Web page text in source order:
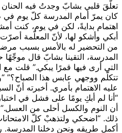
تعلّقَ قلبي بشابّ وجدتُ فيه الحنان
كان يمرّ أمام المدرسة كلّ يوم
اهتمام بدايةً، لكن في يوم، كنت
أبكي وأشكو لها، لأنّ المعلّمة
من التحضير له بالأمس بسبب
المدرسة، التقينا بشابّ قال موجِّهًا
التي أرى فيها قمرًا يبكي.” قلت
تتكلّم ووجهي عابس هذا الصباح؟”
عليه الاهتمام بأمري. أخبرته أنّ
“أنا لم أبكِ يومًا على فشل في
أن النوم والكسل أحلى من
ذلك. “اضحكي ولتذهبْ كلّ
أكمل طريقه ونحن دخلنا